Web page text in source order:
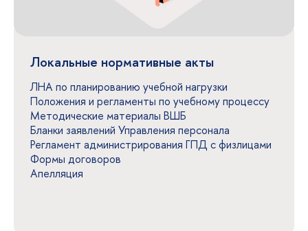
Локальные нормативные акты
ЛНА по планированию учебной нагрузки
Положения и регламенты по учебному процессу
Методические материалы ВШБ
Бланки заявлений Управления персонала
Регламент администрирования ГПД с физлицами
Формы договоров
Апелляция